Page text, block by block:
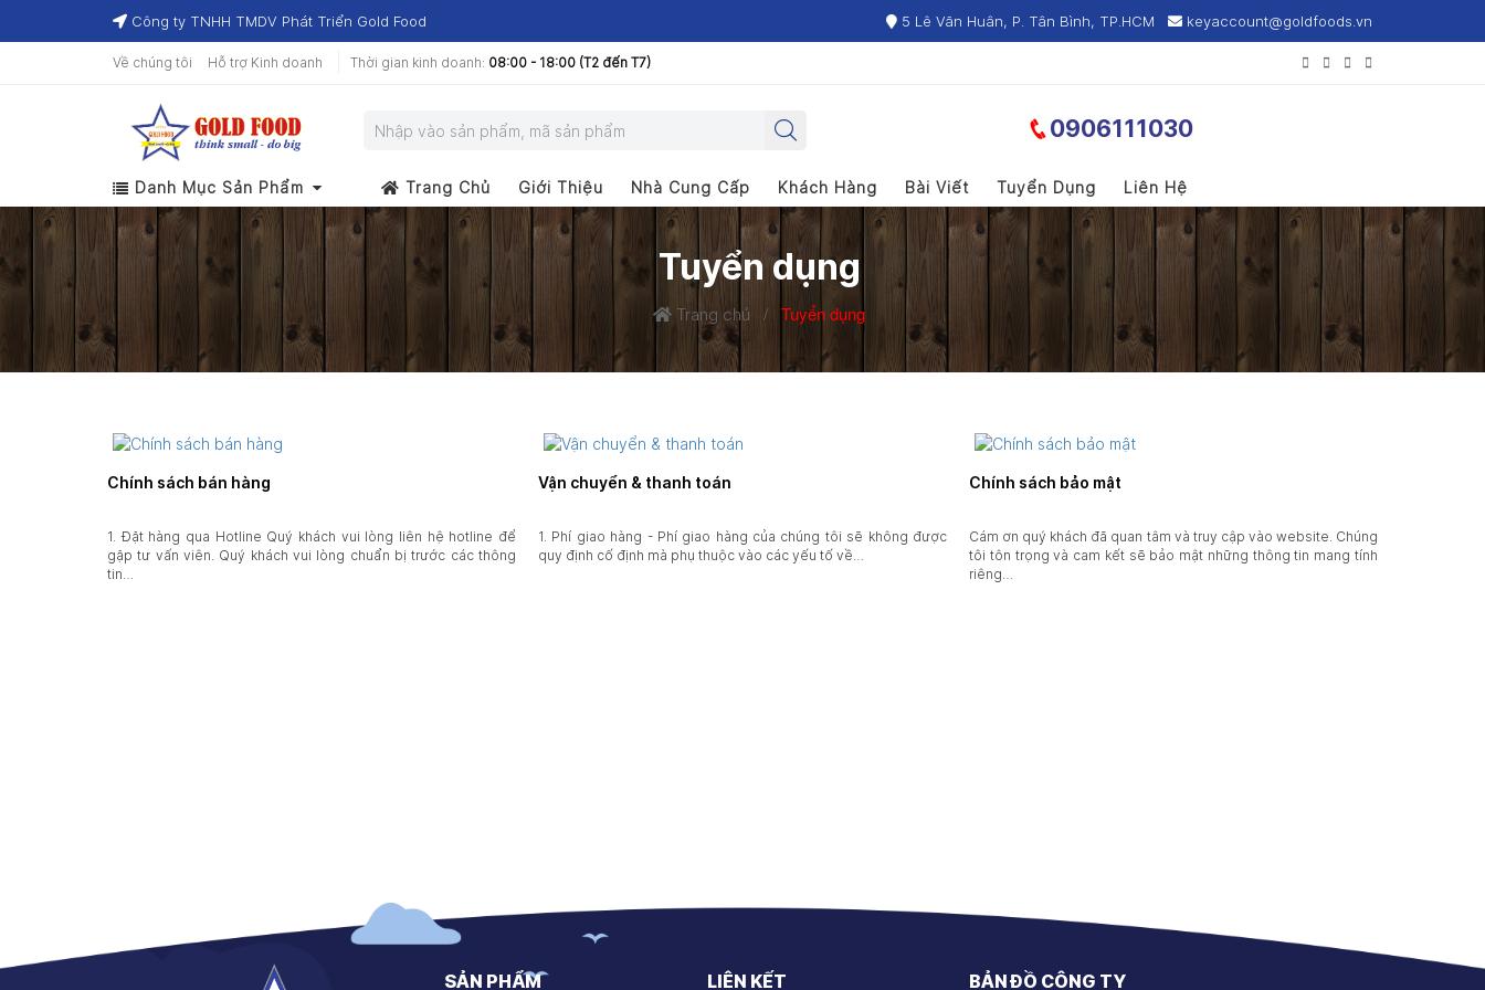
Công ty TNHH TMDV Phát Triển Gold Food 5 Lê Văn Huân, P. Tân Bình, TP.HCM keyaccount@goldfoods.vn
Về chúng tôi Hỗ trợ Kinh doanh Thời gian kinh doanh: 08:00 - 18:00 (T2 đến T7)
0906111030
Danh Mục Sản Phẩm Trang Chủ Giới Thiệu Nhà Cung Cấp Khách Hàng Bài Viết Tuyển Dụng Liên Hệ
Tuyển dụng
Trang chủ / Tuyển dụng
Chính sách bán hàng
1. Đặt hàng qua Hotline Quý khách vui lòng liên hệ hotline để
gặp tư vấn viên. Quý khách vui lòng chuẩn bị trước các thông
tin…
Vận chuyển & thanh toán
1. Phí giao hàng - Phí giao hàng của chúng tôi sẽ không được
quy định cố định mà phụ thuộc vào các yếu tố về…
Chính sách bảo mật
Cám ơn quý khách đã quan tâm và truy cập vào website. Chúng
tôi tôn trọng và cam kết sẽ bảo mật những thông tin mang tính
riêng…
SẢN PHẨM LIÊN KẾT BẢN ĐỒ CÔNG TY